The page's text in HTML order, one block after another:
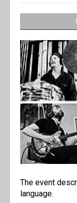
The event
language.